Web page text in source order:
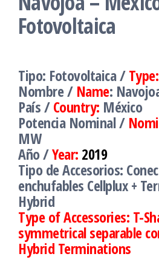
Fotovoltaica
Tipo: Fotovoltaica /
Nombre / Name:
País /Country: México
Potencia Nominal /
MW
Año /Year: 2019
Tipo de Accesorios:
enchufables Cellplux +
Hybrid
Type of Accessories: T-
symmetrical separable
Hybrid Terminations